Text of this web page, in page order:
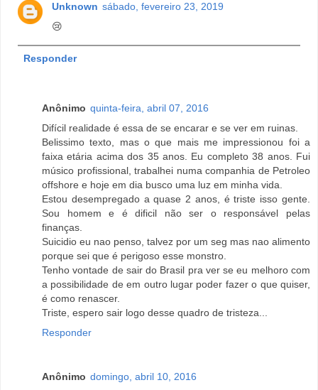
Unknown sábado, fevereiro 23, 2019
😢
Responder
Anônimo quinta-feira, abril 07, 2016
Difícil realidade é essa de se encarar e se ver em ruinas.
Belissimo texto, mas o que mais me impressionou foi a
faixa etária acima dos 35 anos. Eu completo 38 anos. Fui
músico profissional, trabalhei numa companhia de Petroleo
offshore e hoje em dia busco uma luz em minha vida.
Estou desempregado a quase 2 anos, é triste isso gente.
Sou homem e é dificil não ser o responsável pelas
finanças.
Suicidio eu nao penso, talvez por um seg mas nao alimento
porque sei que é perigoso esse monstro.
Tenho vontade de sair do Brasil pra ver se eu melhoro com
a possibilidade de em outro lugar poder fazer o que quiser,
é como renascer.
Triste, espero sair logo desse quadro de tristeza...
Responder
Anônimo domingo, abril 10, 2016